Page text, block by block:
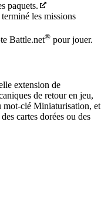
paquets.
les missions
Battle.net® pour jouer.
extension de
de retour en jeu,
mot-clé Miniaturisation, et
cartes dorées ou des